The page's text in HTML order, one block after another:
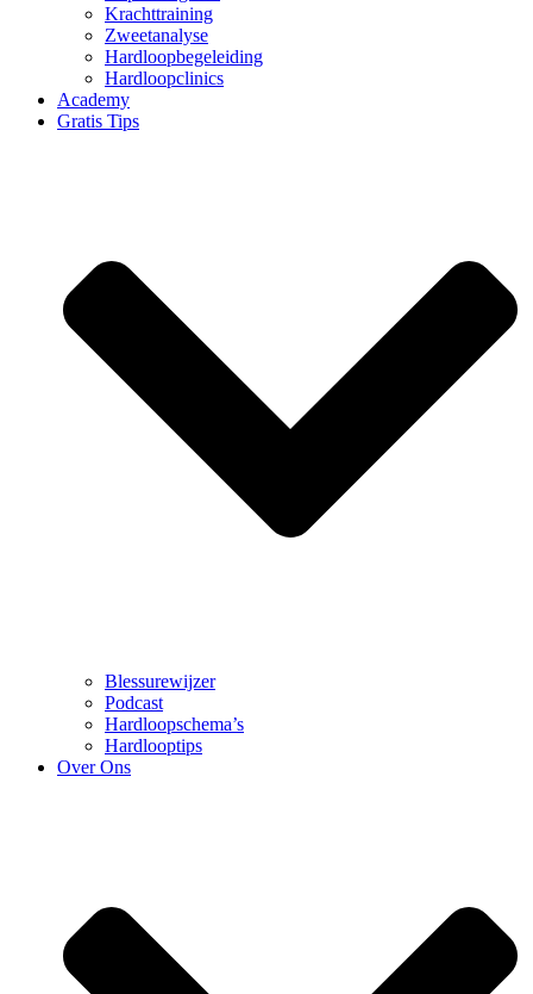
Krachttraining
Zweetanalyse
Hardloopbegeleiding
Hardloopclinics
Academy
Gratis Tips
Blessurewijzer
Podcast
Hardloopschema’s
Hardlooptips
Over Ons